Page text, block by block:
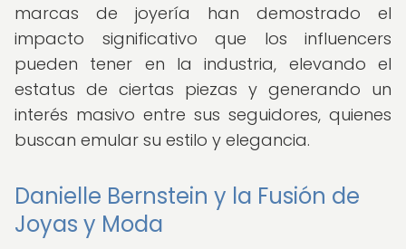
marcas de joyería han demostrado el
impacto significativo que los influencers
pueden tener en la industria, elevando el
estatus de ciertas piezas y generando un
interés masivo entre sus seguidores, quienes
buscan emular su estilo y elegancia.
Danielle Bernstein y la Fusión de
Joyas y Moda